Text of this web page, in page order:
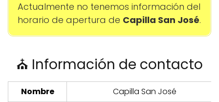
Actualmente no tenemos información del
horario de apertura de Capilla San José.
⛪ Información de contacto
Nombre
Capilla San José